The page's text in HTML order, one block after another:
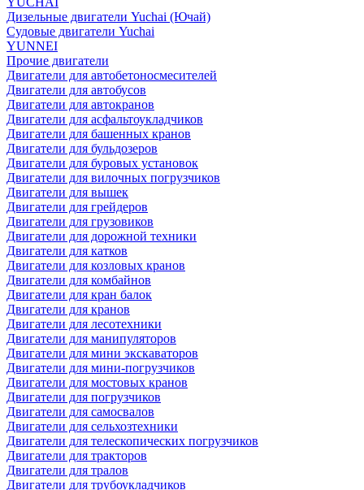
Дизельные двигатели Yuchai (Ючай)
Судовые двигатели Yuchai
YUNNEI
Прочие двигатели
Двигатели для автобетоносмесителей
Двигатели для автобусов
Двигатели для автокранов
Двигатели для асфальтоукладчиков
Двигатели для башенных кранов
Двигатели для бульдозеров
Двигатели для буровых установок
Двигатели для вилочных погрузчиков
Двигатели для вышек
Двигатели для грейдеров
Двигатели для грузовиков
Двигатели для дорожной техники
Двигатели для катков
Двигатели для козловых кранов
Двигатели для комбайнов
Двигатели для кран балок
Двигатели для кранов
Двигатели для лесотехники
Двигатели для манипуляторов
Двигатели для мини экскаваторов
Двигатели для мини-погрузчиков
Двигатели для мостовых кранов
Двигатели для погрузчиков
Двигатели для самосвалов
Двигатели для сельхозтехники
Двигатели для телескопических погрузчиков
Двигатели для тракторов
Двигатели для тралов
Двигатели для трубоукладчиков